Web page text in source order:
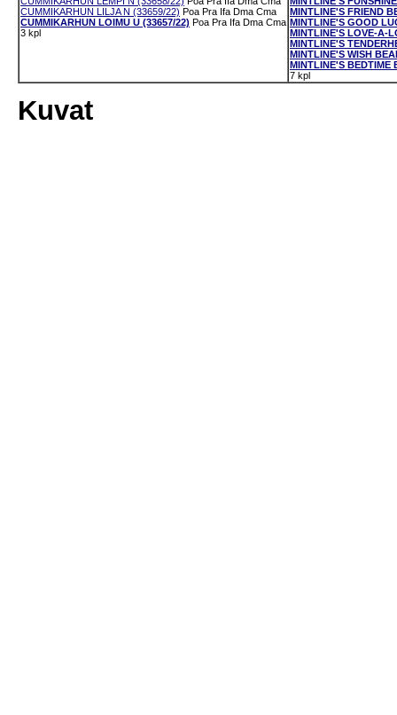
CUMMIKARHUN LILJA N (33659/22) Poa Pra Ifa Dma Cma
CUMMIKARHUN LOIMU U (33657/22) Poa Pra Ifa Dma Cma
3 kpl
MINTLINE'S FRIEND
MINTLINE'S GOOD
MINTLINE'S LOVE-A-
MINTLINE'S
MINTLINE'S WISH
MINTLINE'S BEDTIME
7 kpl
Kuvat